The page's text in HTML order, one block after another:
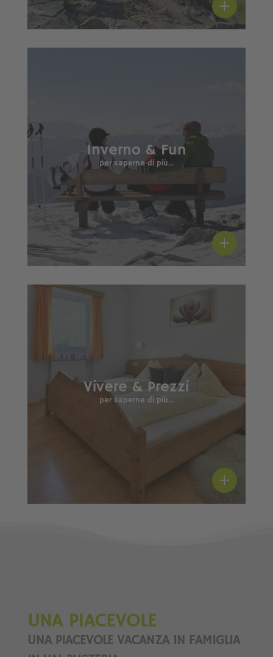
Inverno & Fun
per saperne di più...
Vivere & Prezzi
per saperne di più...
UNA PIACEVOLE
UNA PIACEVOLE VACANZA IN FAMIGLIA